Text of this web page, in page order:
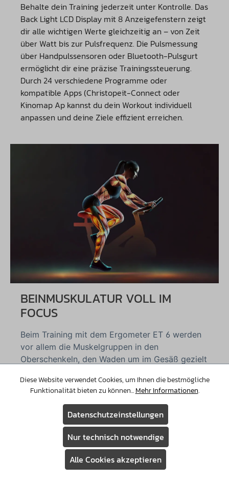
Behalte dein Training jederzeit unter Kontrolle. Das
Back Light LCD Display mit 8 Anzeigefenstern zeigt
dir alle wichtigen Werte gleichzeitig an – von Zeit
über Watt bis zur Pulsfrequenz. Die Pulsmessung
über Handpulssensoren oder Bluetooth-Pulsgurt
ermöglicht dir eine präzise Trainingssteuerung.
Durch 24 verschiedene Programme oder
kompatible Apps (Christopeit-Connect oder
Kinomap Ap kannst du dein Workout individuell
anpassen und deine Ziele effizient erreichen.
BEINMUSKULATUR VOLL IM
FOCUS
Beim Training mit dem Ergometer ET 6 werden
vor allem die Muskelgruppen in den
Oberschenkeln, den Waden um im Gesäß gezielt
die Hauptarbeit bei der Tretbewegung und
profitieren direkt vom regelmäßigen Einsatz des
Gerätes. Gleichzeitig werden auch die
Rumpfmuskeln aktiviert, besonders die Bauch-
und Rückenmuskulatur, da diese den Oberkörper
stabilisieren und für eine Aufrechte Haltung
sorgen. Ja weniger man sich beim Training auf
den Lenker stützt, desto stärker arbeitet die
Assistent
Diese Website verwendet Cookies, um Ihnen die bestmögliche
Funktionalität bieten zu können...Mehr Informationen.
Datenschutzeinstellungen
Nur technisch notwendige
Alle Cookies akzeptieren